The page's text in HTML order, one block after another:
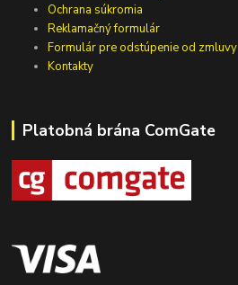
Ochrana súkromia
Reklamačný formulár
Formulár pre odstúpenie od zmluvy
Kontakty
Platobná brána ComGate